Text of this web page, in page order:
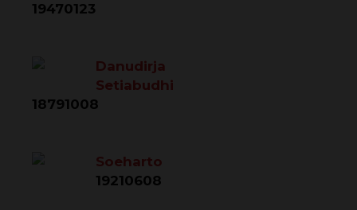
19470123
Danudirja
Setiabudhi
18791008
Soeharto
19210608